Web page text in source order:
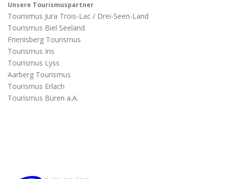
Unsere Tourismuspartner
Tourismus Jura Trois-Lac / Drei-Seen-Land
Tourismus Biel Seeland
Frienisberg Tourismus
Tourismus Ins
Tourismus Lyss
Aarberg Tourismus
Tourismus Erlach
Tourismus Büren a.A.